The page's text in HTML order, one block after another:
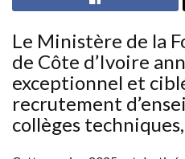
Le Ministère de la
de Côte d’Ivoire
exceptionnel et
recrutement
collèges